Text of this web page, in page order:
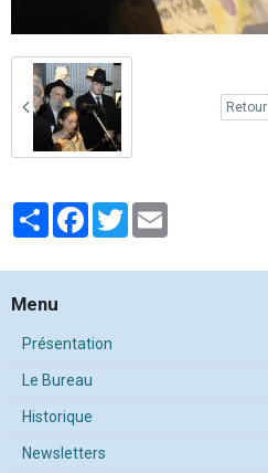
Retour
PartagerFacebook
Twitter
Menu
Présentation
Le Bureau
Historique
Newsletters